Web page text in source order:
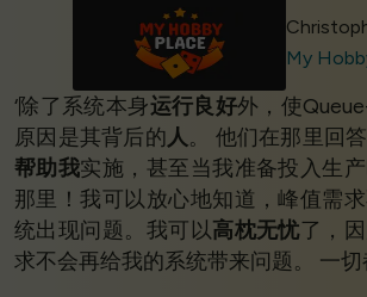
My
‘除了系统本身运行良好外，使
原因是其背后的人。 他们在那里回
帮助我实施，甚至当我准备投入生
那里！我可以放心地知道，峰值需
统出现问题。我可以高枕无忧了，
求不会再给我的系统带来问题。 一切